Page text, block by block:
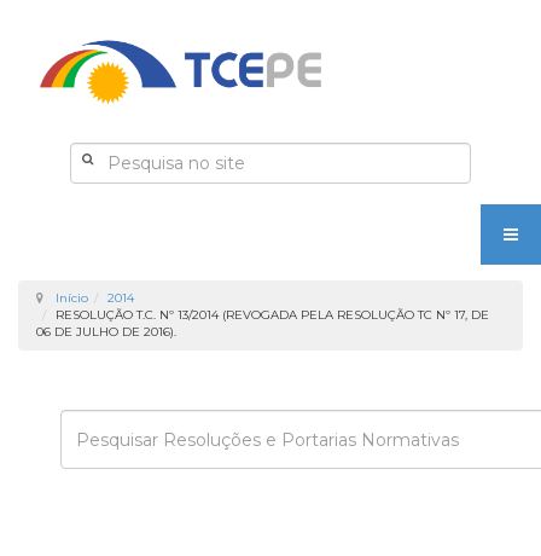
Início
2014
RESOLUÇÃO T.C. Nº 13/2014 (REVOGADA PELA RESOLUÇÃO TC Nº 17, DE
06 DE JULHO DE 2016).